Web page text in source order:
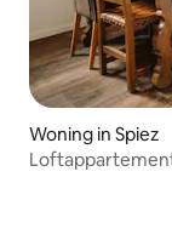
Woning in Spiez